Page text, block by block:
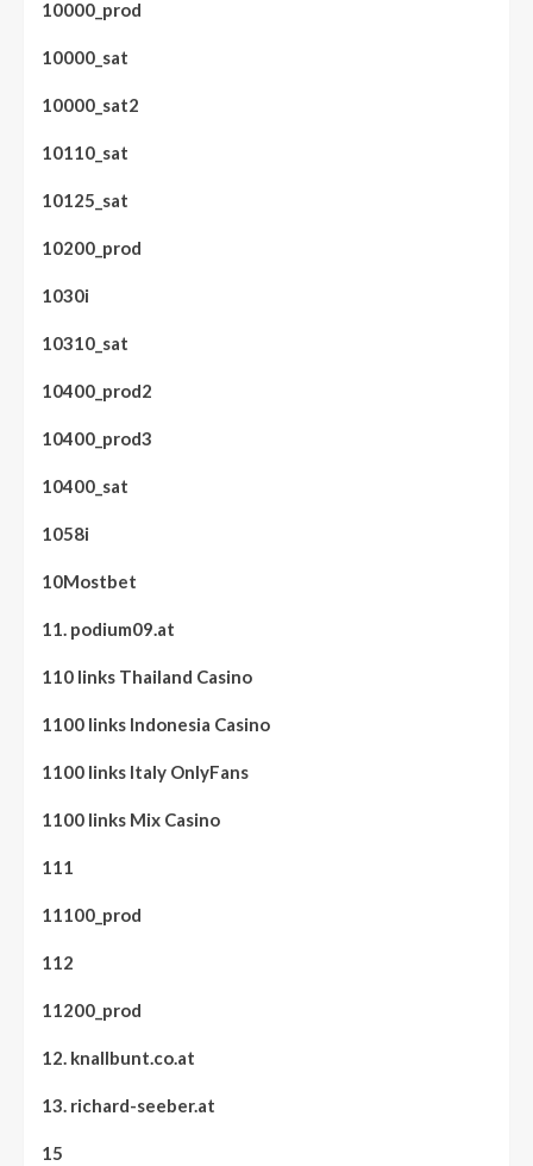
10000_prod
10000_sat
10000_sat2
10110_sat
10125_sat
10200_prod
1030i
10310_sat
10400_prod2
10400_prod3
10400_sat
1058i
10Mostbet
11. podium09.at
110 links Thailand Casino
1100 links Indonesia Casino
1100 links Italy OnlyFans
1100 links Mix Casino
111
11100_prod
112
11200_prod
12. knallbunt.co.at
13. richard-seeber.at
15